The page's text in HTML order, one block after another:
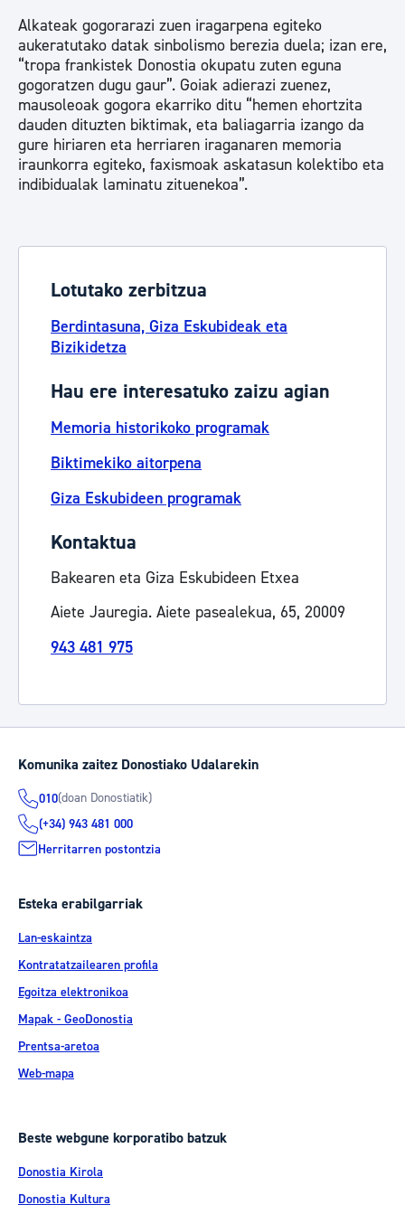
Alkateak gogorarazi zuen iragarpena egiteko
aukeratutako datak sinbolismo berezia duela; izan ere,
“tropa frankistek Donostia okupatu zuten eguna
gogoratzen dugu gaur”. Goiak adierazi zuenez,
mausoleoak gogora ekarriko ditu “hemen ehortzita
dauden dituzten biktimak, eta baliagarria izango da
gure hiriaren eta herriaren iraganaren memoria
iraunkorra egiteko, faxismoak askatasun kolektibo eta
indibidualak laminatu zituenekoa”.
Lotutako zerbitzua
Berdintasuna, Giza Eskubideak eta
Bizikidetza
Hau ere interesatuko zaizu agian
Memoria historikoko programak
Biktimekiko aitorpena
Giza Eskubideen programak
Kontaktua
Bakearen eta Giza Eskubideen Etxea
Aiete Jauregia. Aiete pasealekua, 65, 20009
943 481 975
Komunika zaitez Donostiako Udalarekin
010(doan Donostiatik)
(+34) 943 481 000
Herritarren postontzia
Esteka erabilgarriak
Lan-eskaintza
Kontratatzailearen profila
Egoitza elektronikoa
Mapak - GeoDonostia
Prentsa-aretoa
Web-mapa
Beste webgune korporatibo batzuk
Donostia Kirola
Donostia Kultura